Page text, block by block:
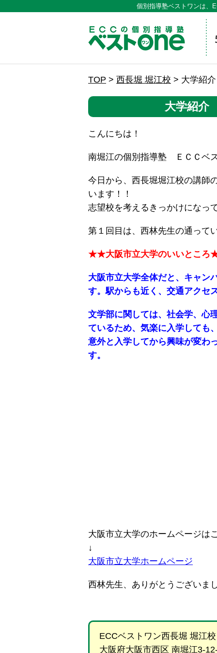
個別指導塾ベストワンは、
ECC
TOP > 西長堀 堀江校 > 大学紹
大学紹
こんにちは！
南堀江の個別指導塾 ＥＣＣベ
今日から、西長堀堀江校の講師
います！！
志望校を考えるきっかけになっ
第１回目は、西林先生の通って
★★大阪市立大学のいいとこ
大阪市立大学全体だと、キャン
す。駅からも近く、交通アクセ
文学部に関しては、社会学、心
ているため、気楽に入学しても
意外と入学してから興味が変わ
す。
大阪市立大学のホームページは
↓
大阪市立大学ホームページ
西林先生、ありがとうございま
ECCベストワン西長堀 堀江校
大阪府大阪市西区 南堀江3-